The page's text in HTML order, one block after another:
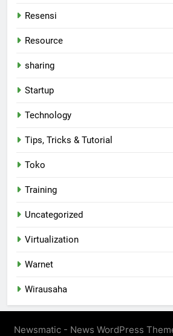
Resensi
Resource
sharing
Startup
Technology
Tips, Tricks & Tutorial
Toko
Training
Uncategorized
Virtualization
Warnet
Wirausaha
Newsmatic - News WordPress